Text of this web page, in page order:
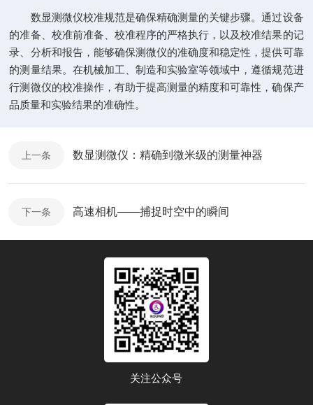
数显测微仪校准规范是确保精确测量的关键步骤。通过设备
的准备、校准前准备、校准程序的严格执行，以及校准结果的记
录、分析和报告，能够确保测微仪的准确度和稳定性，提供可靠
的测量结果。在机械加工、制造和实验室等领域中，遵循规范进
行测微仪的校准操作，有助于提高测量的精度和可靠性，确保产
品质量和实验结果的准确性。
上一条 数显测微仪：精确到微米级的测量神器
下一条 高速相机——捕捉时空中的瞬间
关注公众号